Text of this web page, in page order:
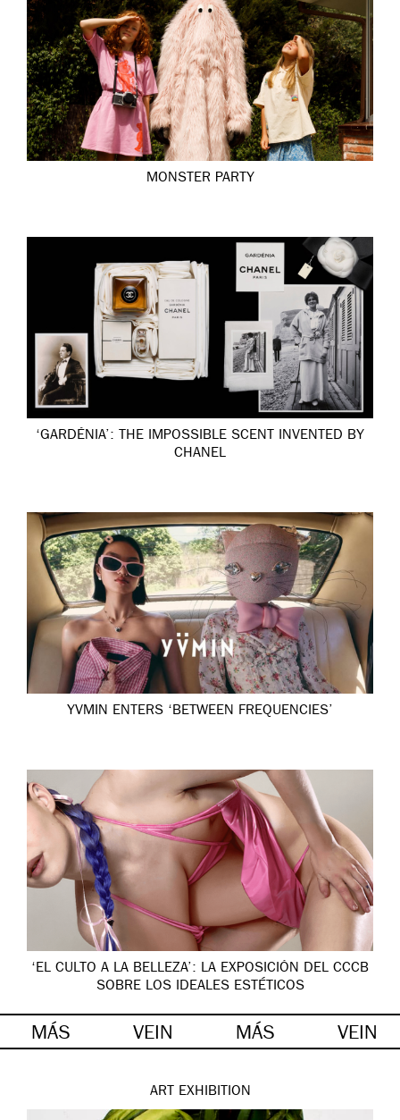
MONSTER PARTY
‘GARDÉNIA’: THE IMPOSSIBLE SCENT INVENTED BY
CHANEL
YVMIN ENTERS ‘BETWEEN FREQUENCIES’
‘EL CULTO A LA BELLEZA’: LA EXPOSICIÓN DEL CCCB
SOBRE LOS IDEALES ESTÉTICOS
MÁS VEIN MÁS VEIN
ART EXHIBITION